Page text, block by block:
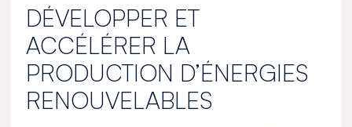
DÉVELOPPER ET
ACCÉLÉRER LA
PRODUCTION D’ÉNERGIES
RENOUVELABLES